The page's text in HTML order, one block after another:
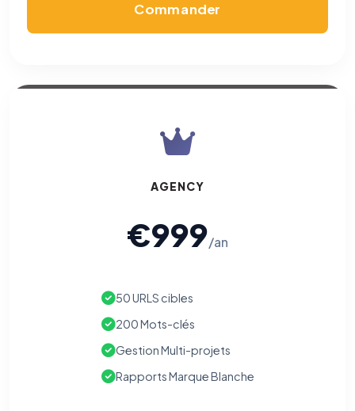
Commander
AGENCY
€999/an
50 URLS cibles
200 Mots-clés
Gestion Multi-projets
Rapports Marque Blanche